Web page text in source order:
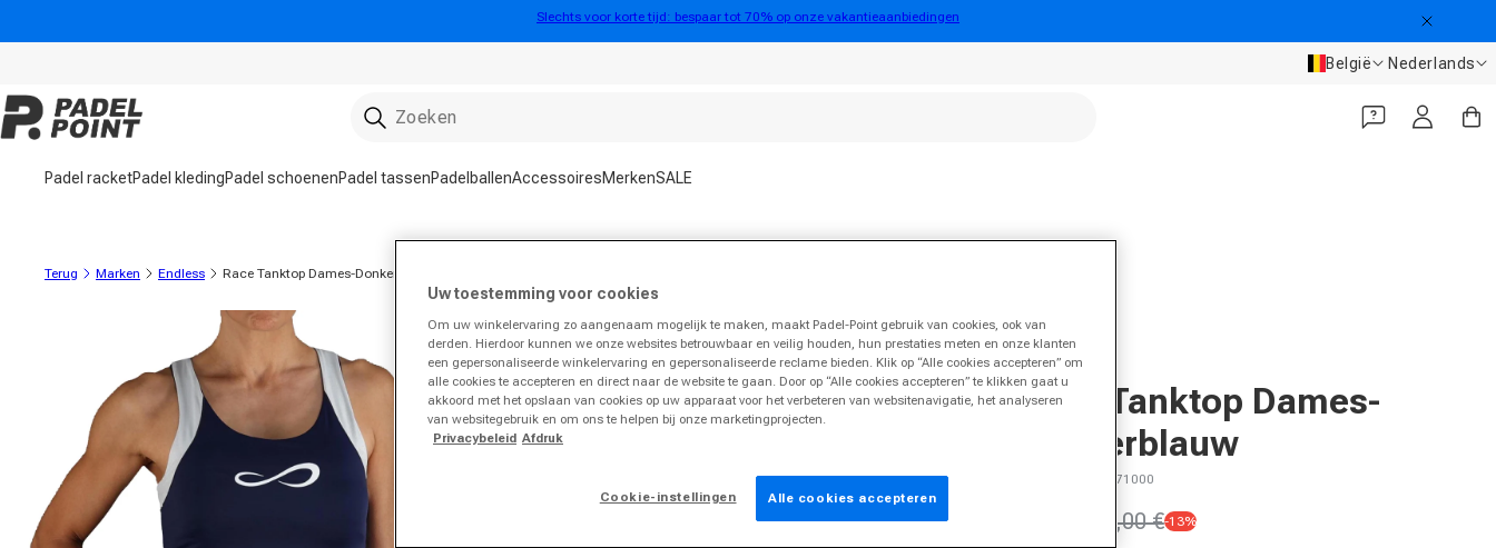
Slechts voor korte tijd: bespaar tot 70% op onze vakantieaanbiedingen
Land/regio
België Taal
Nederlands
Padel racketPadel kledingPadel schoenenPadel tassenPadelballenAccessoiresMerkenSALE
Inloggen
Terug Marken Endless Race Tanktop Dames-Donkerblauw
ENDLESS
Race Tanktop Dames-
Donkerblauw
SKU 19947500971000
Aanbiedingsprijs
Normale prijs
55,00 €-13%
Uw toestemming voor cookies
Om uw winkelervaring zo aangenaam mogelijk te maken, maakt Padel-Point gebruik van cookies, ook van
derden. Hierdoor kunnen we onze websites betrouwbaar en veilig houden, hun prestaties meten en onze klanten
een gepersonaliseerde winkelervaring en gepersonaliseerde reclame bieden. Klik op “Alle cookies accepteren” om
alle cookies te accepteren en direct naar de website te gaan. Door op “Alle cookies accepteren” te klikken gaat u
akkoord met het opslaan van cookies op uw apparaat voor het verbeteren van websitenavigatie, het analyseren
van websitegebruik en om ons te helpen bij onze marketingprojecten.
Privacybeleid Afdruk
Cookie-instellingen Alle cookies accepteren